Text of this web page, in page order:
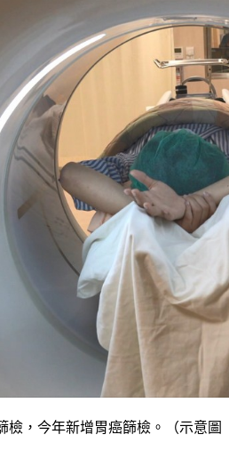
檢，今年新增胃癌篩檢。（示意圖